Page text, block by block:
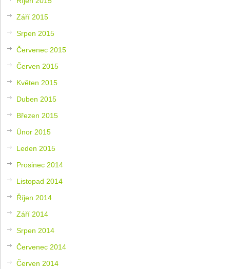
Září 2015
Srpen 2015
Červenec 2015
Červen 2015
Květen 2015
Duben 2015
Březen 2015
Únor 2015
Leden 2015
Prosinec 2014
Listopad 2014
Říjen 2014
Září 2014
Srpen 2014
Červenec 2014
Červen 2014